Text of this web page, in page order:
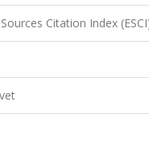
Citation Index